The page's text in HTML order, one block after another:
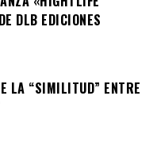
DLB EDICIONES
LA “SIMILITUD” ENTRE